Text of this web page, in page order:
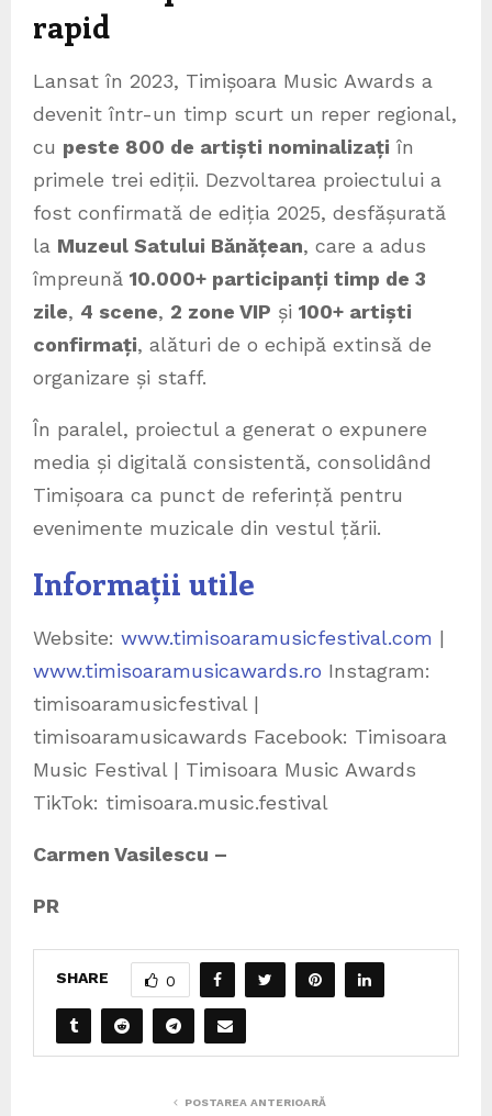
rapid
Lansat în 2023, Timișoara Music Awards a
devenit într-un timp scurt un reper regional,
cu peste 800 de artiști nominalizați în
primele trei ediții. Dezvoltarea proiectului a
fost confirmată de ediția 2025, desfășurată
la Muzeul Satului Bănățean, care a adus
împreună 10.000+ participanți timp de 3
zile, 4 scene, 2 zone VIP și 100+ artiști
confirmați, alături de o echipă extinsă de
organizare și staff.
În paralel, proiectul a generat o expunere
media și digitală consistentă, consolidând
Timișoara ca punct de referință pentru
evenimente muzicale din vestul țării.
Informații utile
Website: www.timisoaramusicfestival.com |
www.timisoaramusicawards.ro Instagram:
timisoaramusicfestival |
timisoaramusicawards Facebook: Timisoara
Music Festival | Timisoara Music Awards
TikTok: timisoara.music.festival
Carmen Vasilescu –
PR
SHARE 0
POSTAREA ANTERIOARĂ